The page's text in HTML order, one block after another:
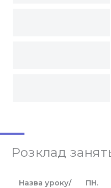
Розклад
Назва уроку/
ПН.